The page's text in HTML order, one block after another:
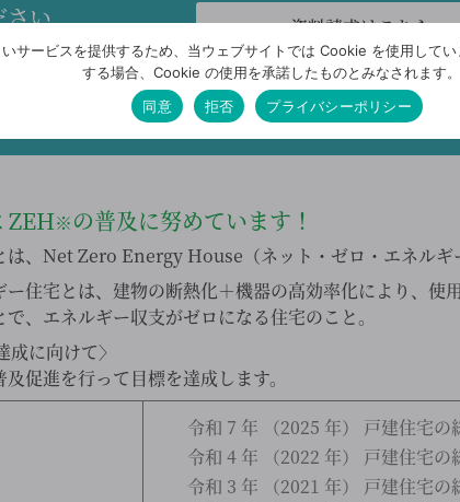
さい 資料請求はこちら
046-267-
ZEH※の普及に努めています！
は、Net Zero Energy House（ネット・ゼロ・エネルギ
ー住宅とは、建物の断熱化＋機器の高効率化により、
、エネルギー収支がゼロになる住宅のこと。
成に向けて〉
促進を行って目標を達成します。
令和 7 年 （2025 年） 戸建住宅
令和 4 年 （2022 年） 戸建住宅
令和 3 年 （2021 年） 戸建住宅
いサービスを提供するため、当ウェブサイトでは Cookie を使用して
する場合、Cookie の使用を承諾したものとみなされます。
同意
拒否 プライバシーポリシー